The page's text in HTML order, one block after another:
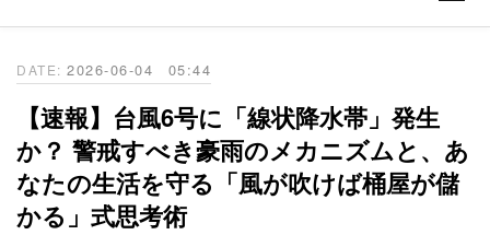
2026-06-04 05:44
【速報】台風6号に「線状降水帯」発生
か？ 警戒すべき豪雨のメカニズムと、あ
なたの生活を守る「風が吹けば桶屋が儲
かる」式思考術